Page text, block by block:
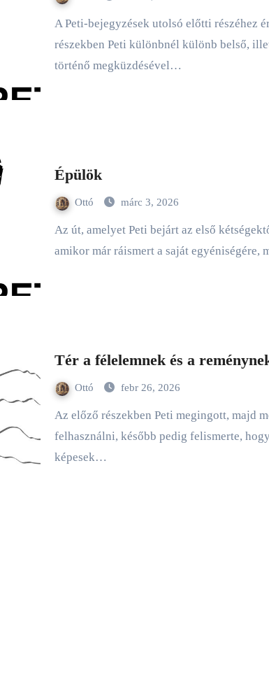
A Peti-bejegyzések utolsó előtti részéhez értünk. Az előző
részekben Peti különbnél különb belső,
történő megküzdésével…
Épülök
Ottó márc 3, 2026
Az út, amelyet Peti bejárt az első kétségektől addig a pontig,
amikor már ráismert a saját
Tér a félelemnek és a
Ottó febr 26, 2026
Az előző részekben Peti megingott, majd megtanulta a hibáit
felhasználni, később pedig felismerte,
képesek…